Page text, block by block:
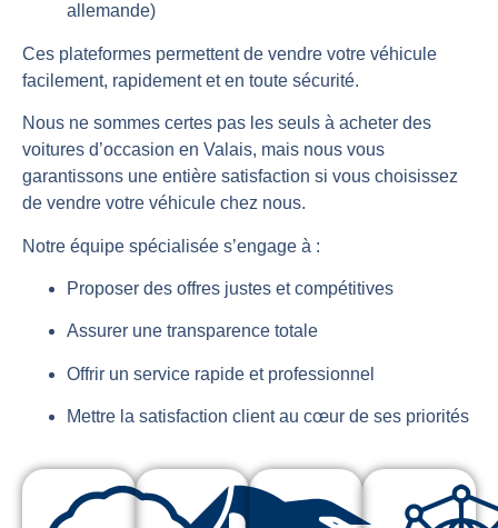
allemande)
Ces plateformes permettent de vendre votre véhicule
facilement, rapidement et en toute sécurité.
Nous ne sommes certes pas les seuls à acheter des
voitures d’occasion en Valais, mais nous vous
garantissons une entière satisfaction si vous choisissez
de vendre votre véhicule chez nous.
Notre équipe spécialisée s’engage à :
Proposer des offres justes et compétitives
Assurer une transparence totale
Offrir un service rapide et professionnel
Mettre la satisfaction client au cœur de ses priorités